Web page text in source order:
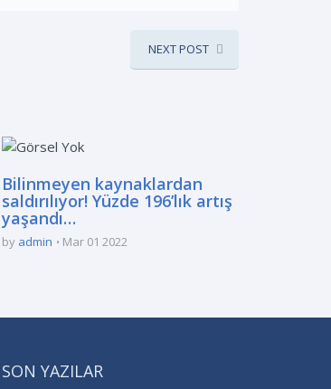
NEXT POST
Bilinmeyen kaynaklardan
saldırılıyor! Yüzde 196’lık artış
yaşandı…
by admin Mar 01 2022
SON YAZILAR